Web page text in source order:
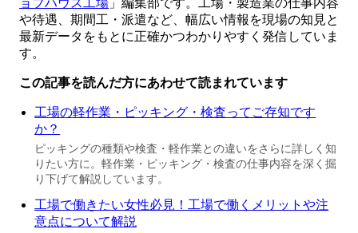
や待遇、期間工・派遣など、幅広い情報を現場の知見と
最新データをもとに正確かつわかりやすく発信していま
す。
この記事を読んだ方にあわせて読まれています
工場の軽作業・ピッキング・検査ってご存知です
か？
ピッキングの種類や検査・軽作業との違いをさらに詳しく知
りたい方に。軽作業・ピッキング・検査の仕事内容を深く掘
り下げて解説しています。
工場で働きたい女性必見！工場で働くメリットや注
意点について解説